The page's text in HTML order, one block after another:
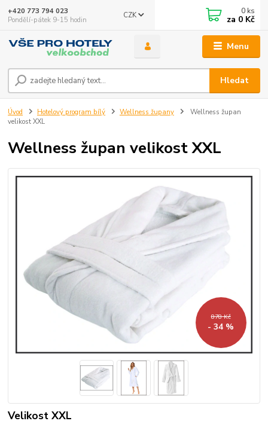
Menu
CZK
Hledat
+420 773 794 023
Pondělí-pátek 9-15 hodin
0 ks
za 0 Kč
Úvod Hotelový program bílý Wellness župany
Wellness župan
velikost XXL
Wellness župan velikost XXL
878 Kč
- 34 %
Velikost XXL